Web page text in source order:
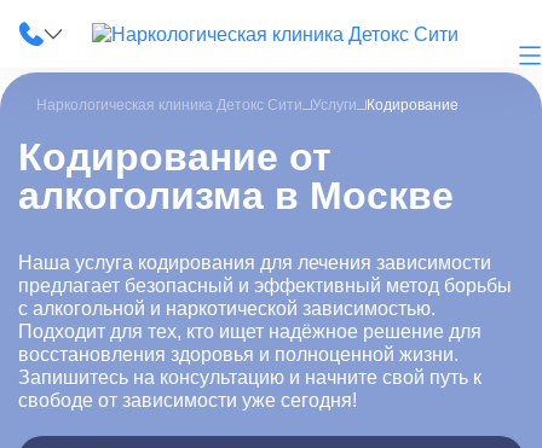
О клинике
Наши услуги
Цены
Лицензии
Наркологическая клиника Детокс Сити Услуги Кодирование
Кодирование от
алкоголизма в Москве
Наша услуга кодирования для лечения зависимости
предлагает безопасный и эффективный метод борьбы
с алкогольной и наркотической зависимостью.
Подходит для тех, кто ищет надёжное решение для
восстановления здоровья и полноценной жизни.
Запишитесь на консультацию и начните свой путь к
свободе от зависимости уже сегодня!